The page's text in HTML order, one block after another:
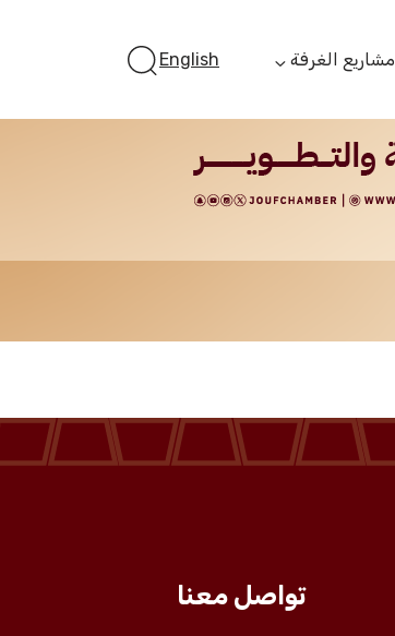
مشاريع الغرفة
أستثمر بالجوف
الجوف ستارت أب
English
تواصل معنا